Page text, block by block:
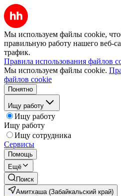
Мы используем файлы cookie,
правильную работу нашего веб-
трафик.
Правила использования файлов
Мы используем файлы cookie.
файлов cookie
Понятно
Ищу работу
Ищу работу
Ищу работу
Ищу сотрудника
Сервисы
Помощь
Ещё
Поиск
Амитхаша (Забайкальский край)